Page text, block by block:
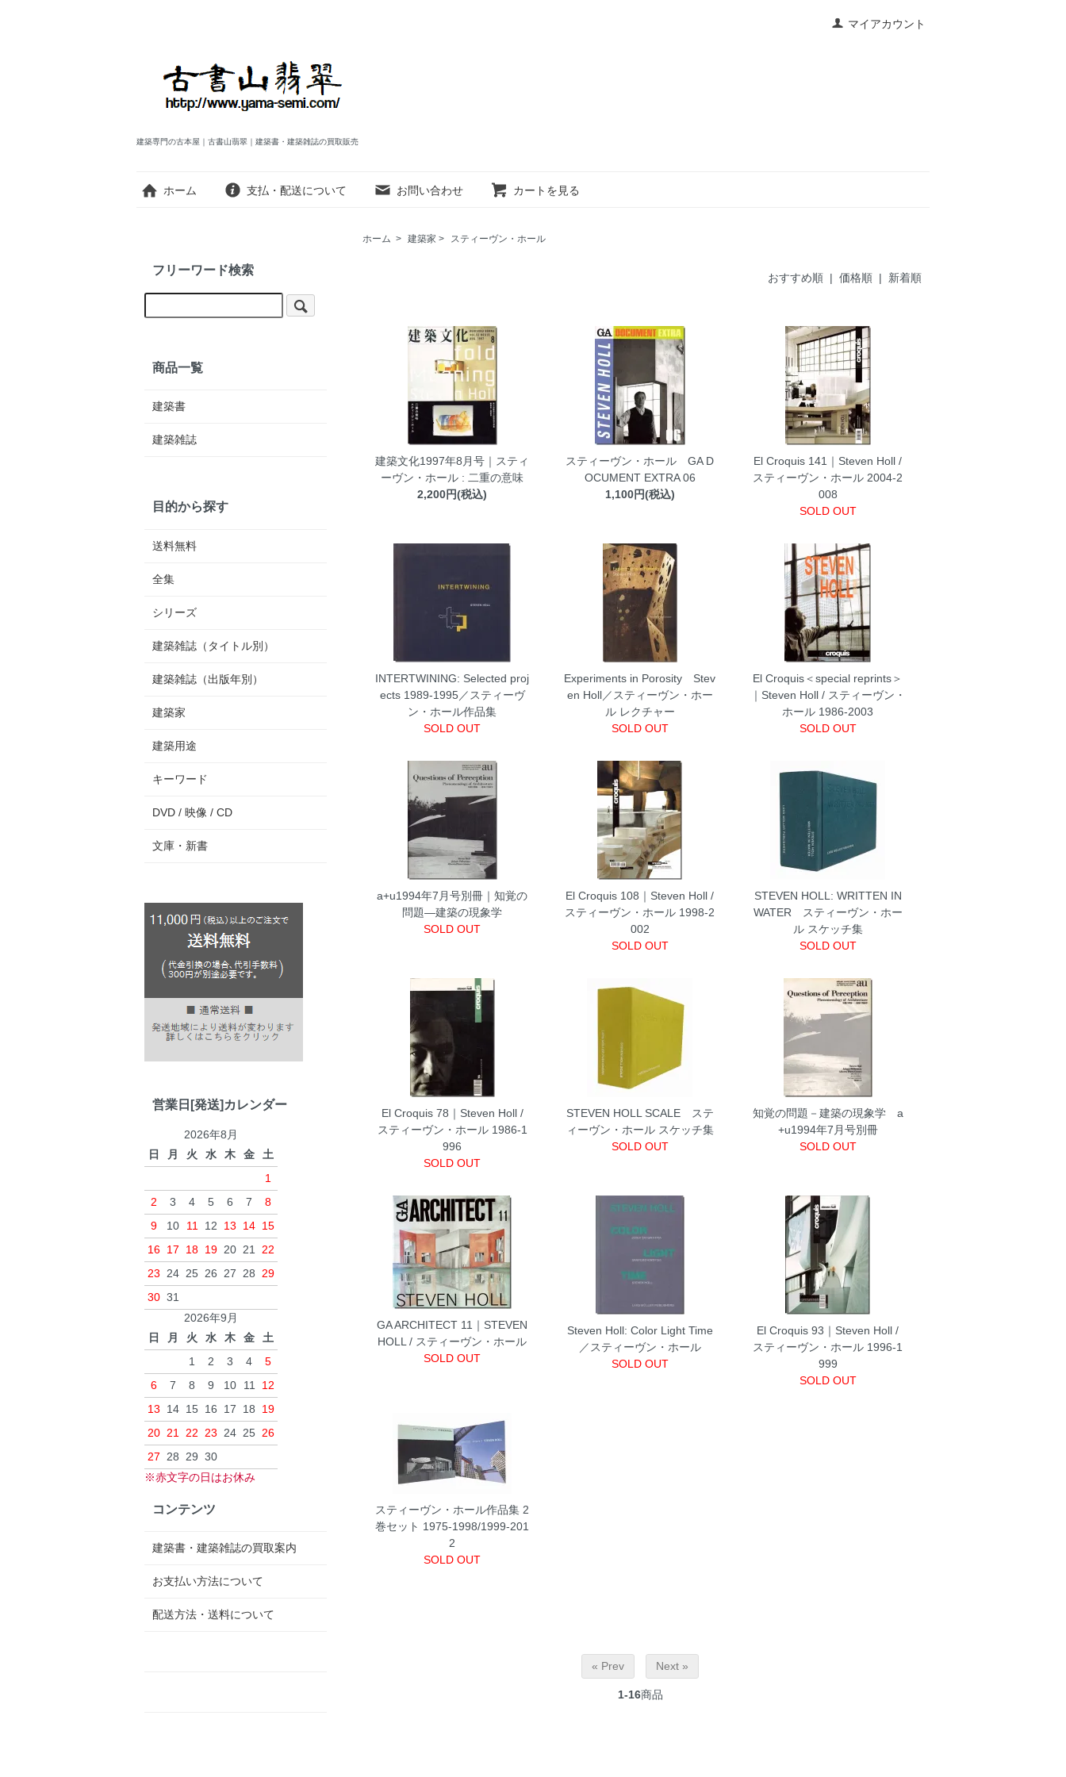
マイアカウント
建築専門の古本屋｜古書山翡翠｜建築書・建築雑誌の買取販売
ホーム 支払・配送について お問い合わせ カートを見る
ホーム > 建築家 > スティーヴン・ホール
おすすめ順 | 価格順 | 新着順
建築文化1997年8月号｜スティ
ーヴン・ホール : 二重の意味
2,200円(税込)
スティーヴン・ホール GA D
OCUMENT EXTRA 06
1,100円(税込)
El Croquis 141｜Steven Holl /
スティーヴン・ホール 2004-2
008
SOLD OUT
INTERTWINING: Selected proj
ects 1989-1995／スティーヴ
ン・ホール作品集
SOLD OUT
Experiments in Porosity Stev
en Holl／スティーヴン・ホー
ル レクチャー
SOLD OUT
El Croquis＜special reprints＞
｜Steven Holl / スティーヴン・
ホール 1986-2003
SOLD OUT
a+u1994年7月号別冊｜知覚の
問題―建築の現象学
SOLD OUT
El Croquis 108｜Steven Holl /
スティーヴン・ホール 1998-2
002
SOLD OUT
STEVEN HOLL: WRITTEN IN
WATER スティーヴン・ホー
ル スケッチ集
SOLD OUT
El Croquis 78｜Steven Holl /
スティーヴン・ホール 1986-1
996
SOLD OUT
STEVEN HOLL SCALE ステ
ィーヴン・ホール スケッチ集
SOLD OUT
知覚の問題－建築の現象学 a
+u1994年7月号別冊
SOLD OUT
GA ARCHITECT 11｜STEVEN
HOLL / スティーヴン・ホール
SOLD OUT
Steven Holl: Color Light Time
／スティーヴン・ホール
SOLD OUT
El Croquis 93｜Steven Holl /
スティーヴン・ホール 1996-1
999
SOLD OUT
スティーヴン・ホール作品集 2
巻セット 1975-1998/1999-201
2
SOLD OUT
« Prev Next »
1-16商品
フリーワード検索
商品一覧
建築書
建築雑誌
目的から探す
送料無料
全集
シリーズ
建築雑誌（タイトル別）
建築雑誌（出版年別）
建築家
建築用途
キーワード
DVD / 映像 / CD
文庫・新書
営業日[発送]カレンダー
2026年8月
日
月 火 水 木 金
土
1
2
3 4 5 6 7
8
9
10 11 12 13 14 15
16 17 18 19 20 21 22
23 24 25 26 27 28 29
30 31
2026年9月
日
月 火 水 木 金
土
1
2 3 4
5
6
7 8 9 10 11
12
13
14 15 16 17 18
19
20 21 22 23 24 25 26
27 28 29 30
※赤文字の日はお休み
コンテンツ
建築書・建築雑誌の買取案内
お支払い方法について
配送方法・送料について